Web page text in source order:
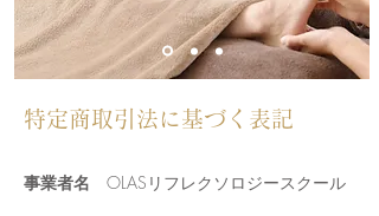
特定商取引法に基づく表記
事業者名 OLASリフレクソロジースクール